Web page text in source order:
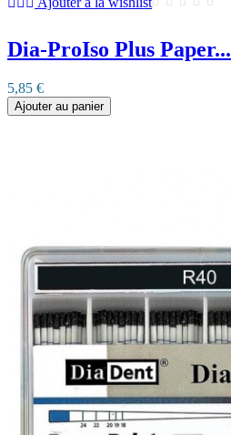
Dia-ProIso Plus Paper...
5,85 €
Ajouter au panier